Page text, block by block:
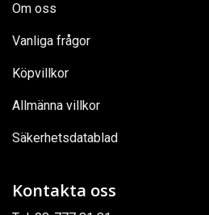
Om oss
Vanliga frågor
Köpvillkor
Allmänna villkor
Säkerhetsdatablad
Kontakta oss